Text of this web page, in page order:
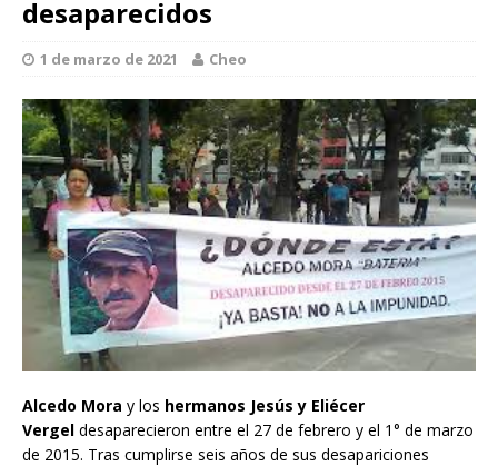
desaparecidos
1 de marzo de 2021 Cheo
Alcedo Mora y los hermanos Jesús y Eliécer
Vergel desaparecieron entre el 27 de febrero y el 1° de marzo
de 2015. Tras cumplirse seis años de sus desapariciones